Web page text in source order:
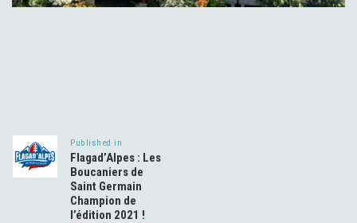
l’article
Published in
post:
Flagad’Alpes : Les
Boucaniers de
Saint Germain
Champion de
l’édition 2021 !